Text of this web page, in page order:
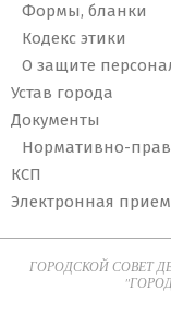
Формы, бланки
Кодекс этики
О защите
Устав города
Документы
Нормативно-
КСП
Электронная
ГОРОДСКОЙ СОВЕТ